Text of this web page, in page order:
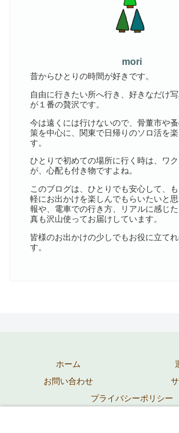
mori
昔からひとりの時間が好きです。
自由に行きたい所へ行き、好きなだけ
が１番の贅沢です。
今は遠くには行けないので、骨董市や
策を中心に、関東で日帰りのソロ活を
す。
ひとりで初めての場所に行く時は、ワ
が、心配も付き物ですよね。
このブログは、ひとりでも安心して、
軽にお出かけを楽しんでもらいたいと
報や、電車での行き方、リアルに感じ
真も沢山使ってお届けしています。
皆様のお出かけの少しでもお役に立て
す。
ホーム
お問い合わせ
プライバシーポリシー